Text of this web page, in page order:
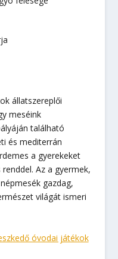
állatszereplői
meséink
található
és mediterrán
a gyerekeket
Az a gyermek,
gazdag,
világát ismeri
óvodai játékok